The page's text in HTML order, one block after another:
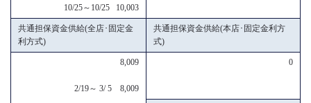
10/25～10/25 10,003
共通担保資金供給(全店･固定金
利方式)
共通担保資金供給(本店･固定金利方
式)
8,009
2/19～ 3/ 5 8,009
0